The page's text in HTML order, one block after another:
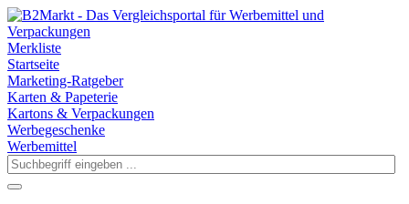
Merkliste
Startseite
Marketing-Ratgeber
Karten & Papeterie
Kartons & Verpackungen
Werbegeschenke
Werbemittel